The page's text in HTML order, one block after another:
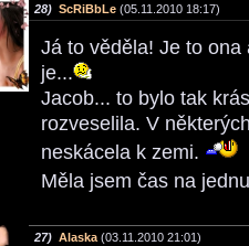
28) ScRiBbLe (05.11.2010 18:17)
Já to věděla! Je to
je...
Jacob... to bylo tak
rozveselila. V
neskácela k zemi.
Měla jsem čas na
27) Alaska (03.11.2010 21:01)